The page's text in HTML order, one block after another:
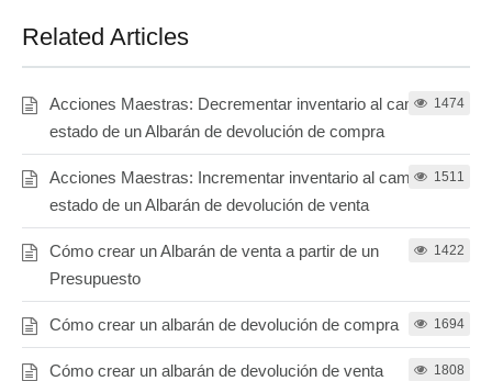
Related Articles
Acciones Maestras: Decrementar inventario al cambiar el
estado de un Albarán de devolución de compra
1474
Acciones Maestras: Incrementar inventario al cambiar el
estado de un Albarán de devolución de venta
1511
Cómo crear un Albarán de venta a partir de un
Presupuesto
1422
Cómo crear un albarán de devolución de compra 1694
Cómo crear un albarán de devolución de venta 1808